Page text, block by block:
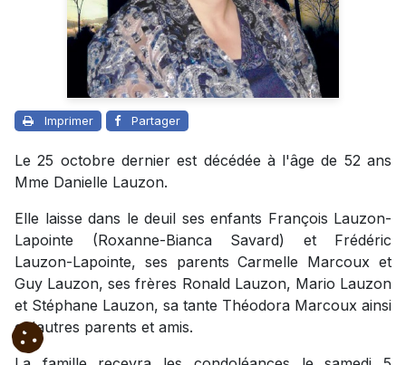
Imprimer Partager
Le 25 octobre dernier est décédée à l'âge de 52 ans
Mme Danielle Lauzon.
Elle laisse dans le deuil ses enfants François Lauzon-
Lapointe (Roxanne-Bianca Savard) et Frédéric
Lauzon-Lapointe, ses parents Carmelle Marcoux et
Guy Lauzon, ses frères Ronald Lauzon, Mario Lauzon
et Stéphane Lauzon, sa tante Théodora Marcoux ainsi
qu'autres parents et amis.